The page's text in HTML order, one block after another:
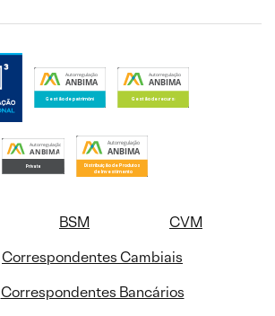
BSM
CVM
Correspondentes Cambiais
Correspondentes Bancários